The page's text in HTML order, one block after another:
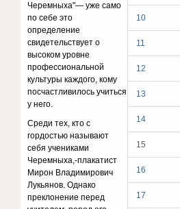
10
11
12
13
14
15
16
17
Черемныха"— уже само
по себе это
определение
свидетельствует о
высоком уровне
профессиональной
культуры каждого, кому
посчастливилось учиться
у него.
Среди тех, кто с
гордостью называют
себя учениками
Черемныха,-плакатист
Мирон Владимирович
Лукьянов. Однако
преклонение перед